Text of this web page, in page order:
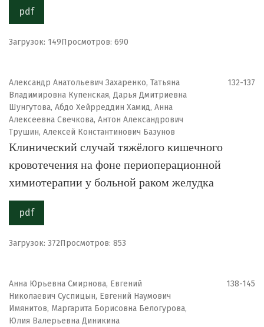
pdf
Загрузок: 149Просмотров: 690
Александр Анатольевич Захаренко, Татьяна
Владимировна Купенская, Дарья Дмитриевна
Шунгутова, Абдо Хейрреддин Хамид, Анна
Алексеевна Свечкова, Антон Александрович
Трушин, Алексей Константинович Базунов
132-137
Клинический случай тяжёлого кишечного
кровотечения на фоне периоперационной
химиотерапии у больной раком желудка
pdf
Загрузок: 372Просмотров: 853
Анна Юрьевна Смирнова, Евгений
Николаевич Суспицын, Евгений Наумович
Имянитов, Маргарита Борисовна Белогурова,
Юлия Валерьевна Диникина
138-145